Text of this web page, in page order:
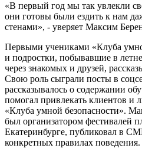
«В первый год мы так увлекли
они готовы были ездить к нам
стенами», - уверяет Максим
Первыми учениками «Клуба
и подростки, побывавшие в
через знакомых и друзей,
Свою роль сыграли посты в
рассказывалось о содержании
помогал привлекать клиентов и
«Клуба умной безопасности».
был организатором фестивалей
Екатеринбурге, публиковал в
конкретных правилах поведения.